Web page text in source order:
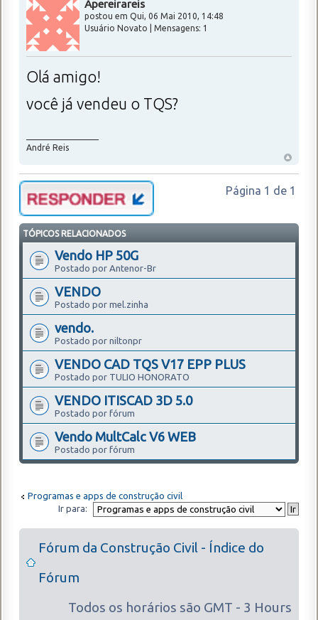
Apereirareis
postou em Qui, 06 Mai 2010, 14:48
Usuário Novato | Mensagens: 1
Olá amigo!
você já vendeu o TQS?
André Reis
Página 1 de 1
TÓPICOS RELACIONADOS
Vendo HP 50G
Postado por Antenor-Br
VENDO
Postado por mel.zinha
vendo.
Postado por niltonpr
VENDO CAD TQS V17 EPP PLUS
Postado por TULIO HONORATO
VENDO ITISCAD 3D 5.0
Postado por fórum
Vendo MultCalc V6 WEB
Postado por fórum
Programas e apps de construção civil
Ir para:
Fórum da Construção Civil - Índice do
Fórum
Todos os horários são GMT - 3 Hours